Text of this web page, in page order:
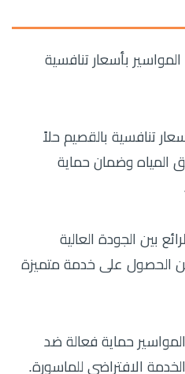
بأسعار تنافسية
تنافسية بالقصيم حلاً
المياه وضمان حماية
بين الجودة العالية
الحصول على خدمة متميزة
حماية فعالة ضد
الافتراضي للماسورة.